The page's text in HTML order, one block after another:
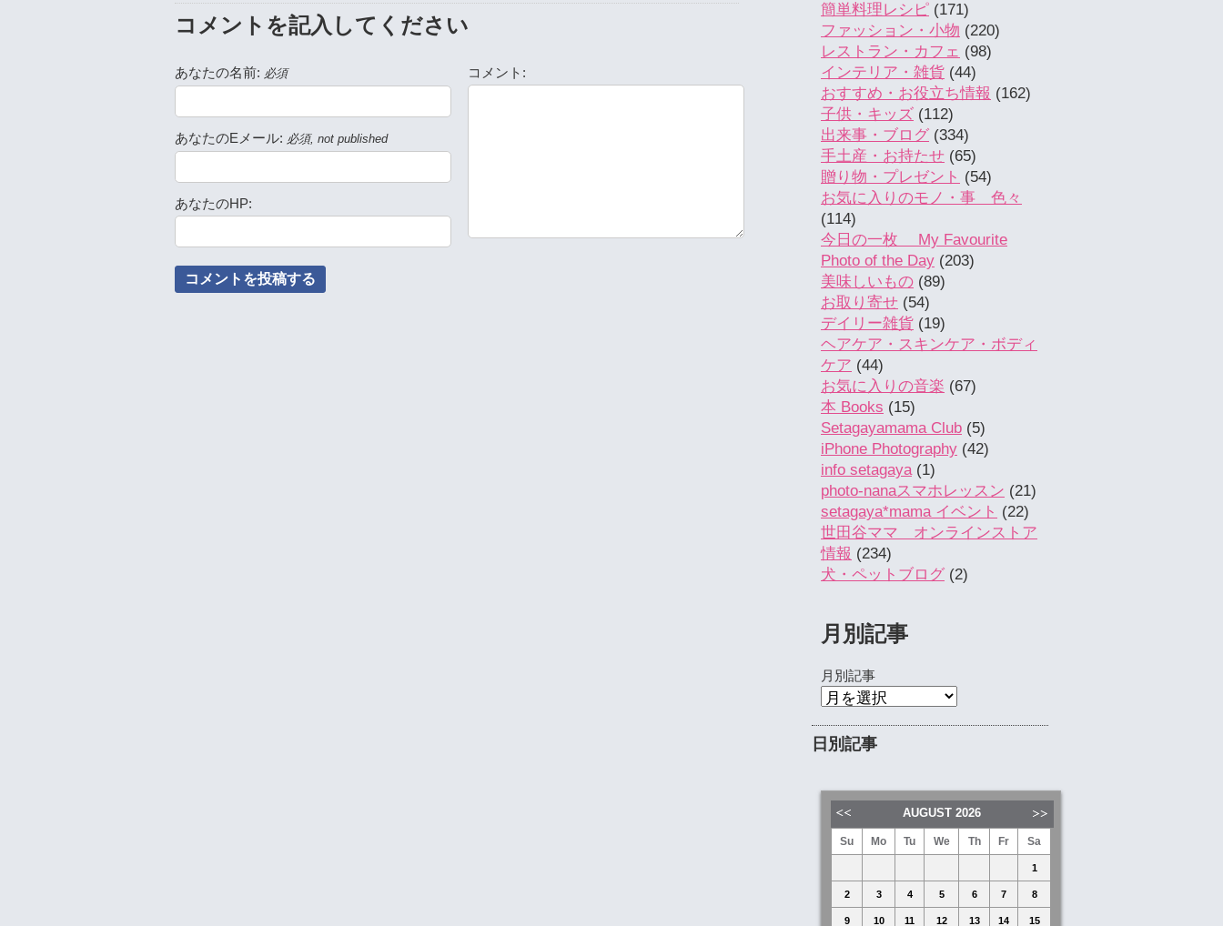
コメントを記入してください
あなたの名前: 必須
あなたのEメール: 必須, not published
あなたのHP:
コメント:
簡単料理レシピ (171)
ファッション・小物 (220)
レストラン・カフェ (98)
インテリア・雑貨 (44)
おすすめ・お役立ち情報 (162)
子供・キッズ (112)
出来事・ブログ (334)
手土産・お持たせ (65)
贈り物・プレゼント (54)
お気に入りのモノ・事 色々
(114)
今日の一枚 My Favourite
Photo of the Day (203)
美味しいもの (89)
お取り寄せ (54)
デイリー雑貨 (19)
ヘアケア・スキンケア・ボディ
ケア (44)
お気に入りの音楽 (67)
本 Books (15)
Setagayamama Club (5)
iPhone Photography (42)
info setagaya(1)
photo-nanaスマホレッスン (21)
setagaya*mama イベント (22)
世田谷ママ オンラインストア
情報 (234)
犬・ペットブログ (2)
月別記事
月別記事
日別記事
AUGUST 2026
Su Mo Tu We Th Fr Sa
1
2 3 4 5 6 7 8
9 10 11 12 13 14 15